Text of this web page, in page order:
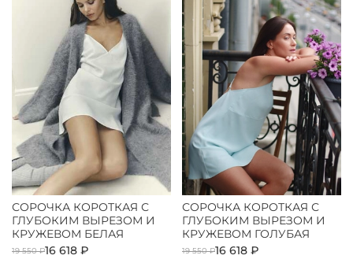
СОРОЧКА КОРОТКАЯ С
ГЛУБОКИМ ВЫРЕЗОМ И
КРУЖЕВОМ БЕЛАЯ
19 550 ₽16 618 ₽
СОРОЧКА КОРОТКАЯ С
ГЛУБОКИМ ВЫРЕЗОМ И
КРУЖЕВОМ ГОЛУБАЯ
19 550 ₽16 618 ₽